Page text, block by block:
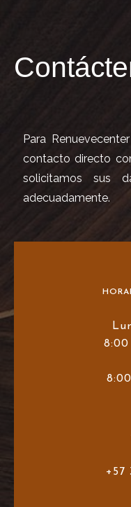
Para
contacto directo
solicitamos sus
adecuadamente.
8:00
+57